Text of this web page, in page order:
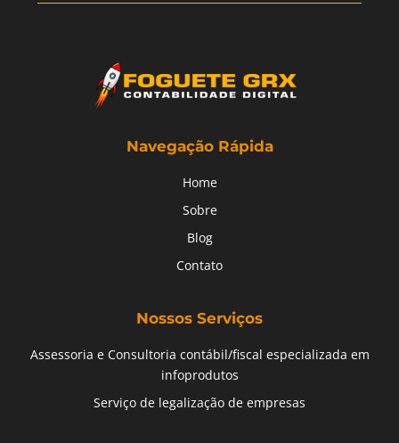
Navegação Rápida
Home
Sobre
Blog
Contato
Nossos Serviços
Assessoria e Consultoria contábil/fiscal especializada em
infoprodutos
Serviço de legalização de empresas